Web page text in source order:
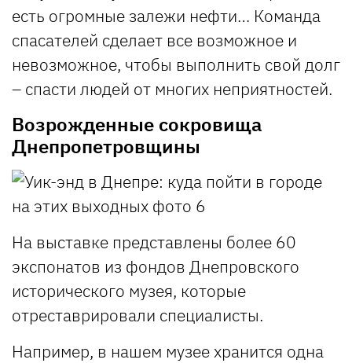
есть огромные залежи нефти… Команда
спасателей сделает все возможное и
невозможное, чтобы выполнить свой долг
– спасти людей от многих неприятностей.
Возрожденные сокровища
Днепропетровщины
На выставке представлены более 60
экспонатов из фондов Днепровского
исторического музея, которые
отреставрировали специалисты.
Например, в нашем музее хранится одна